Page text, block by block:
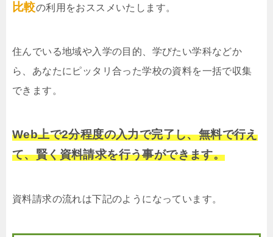
比較の利用をおススメいたします。
住んでいる地域や入学の目的、学びたい学科などか
ら、あなたにピッタリ合った学校の資料を一括で収集
できます。
Web上で2分程度の入力で完了し、無料で行え
て、賢く資料請求を行う事ができます。
資料請求の流れは下記のようになっています。